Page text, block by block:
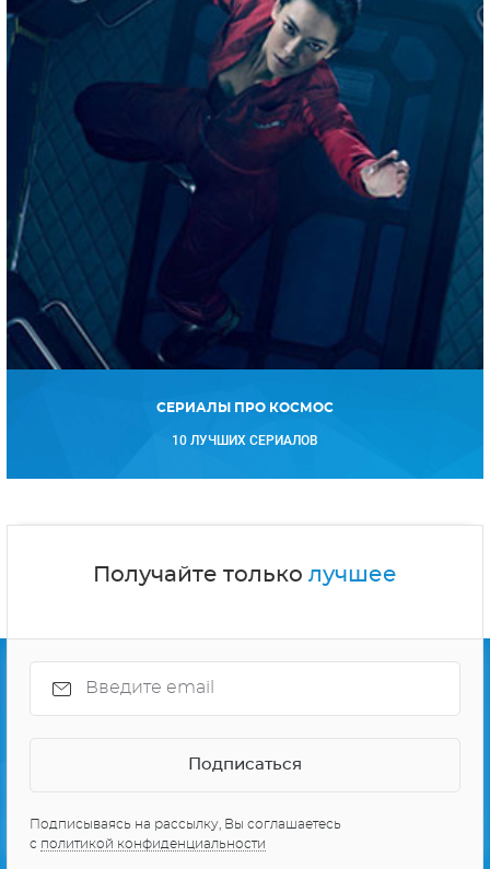
СЕРИАЛЫ ПРО КОСМОС
10 ЛУЧШИХ СЕРИАЛОВ
Получайте только лучшее
Подписываясь на рассылку, Вы соглашаетесь
с политикой конфиденциальности